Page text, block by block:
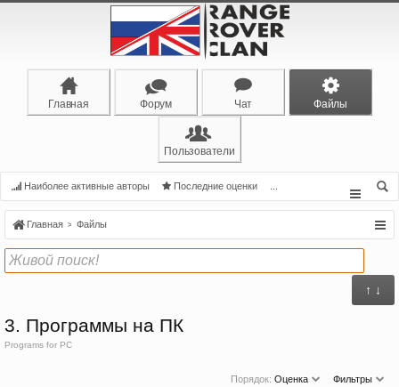
Главная Форум Чат Файлы
Пользователи
Наиболее активные авторы Последние оценки
Главная Файлы
↑ ↓
3. Программы на ПК
Programs for PC
Порядок: Оценка Фильтры